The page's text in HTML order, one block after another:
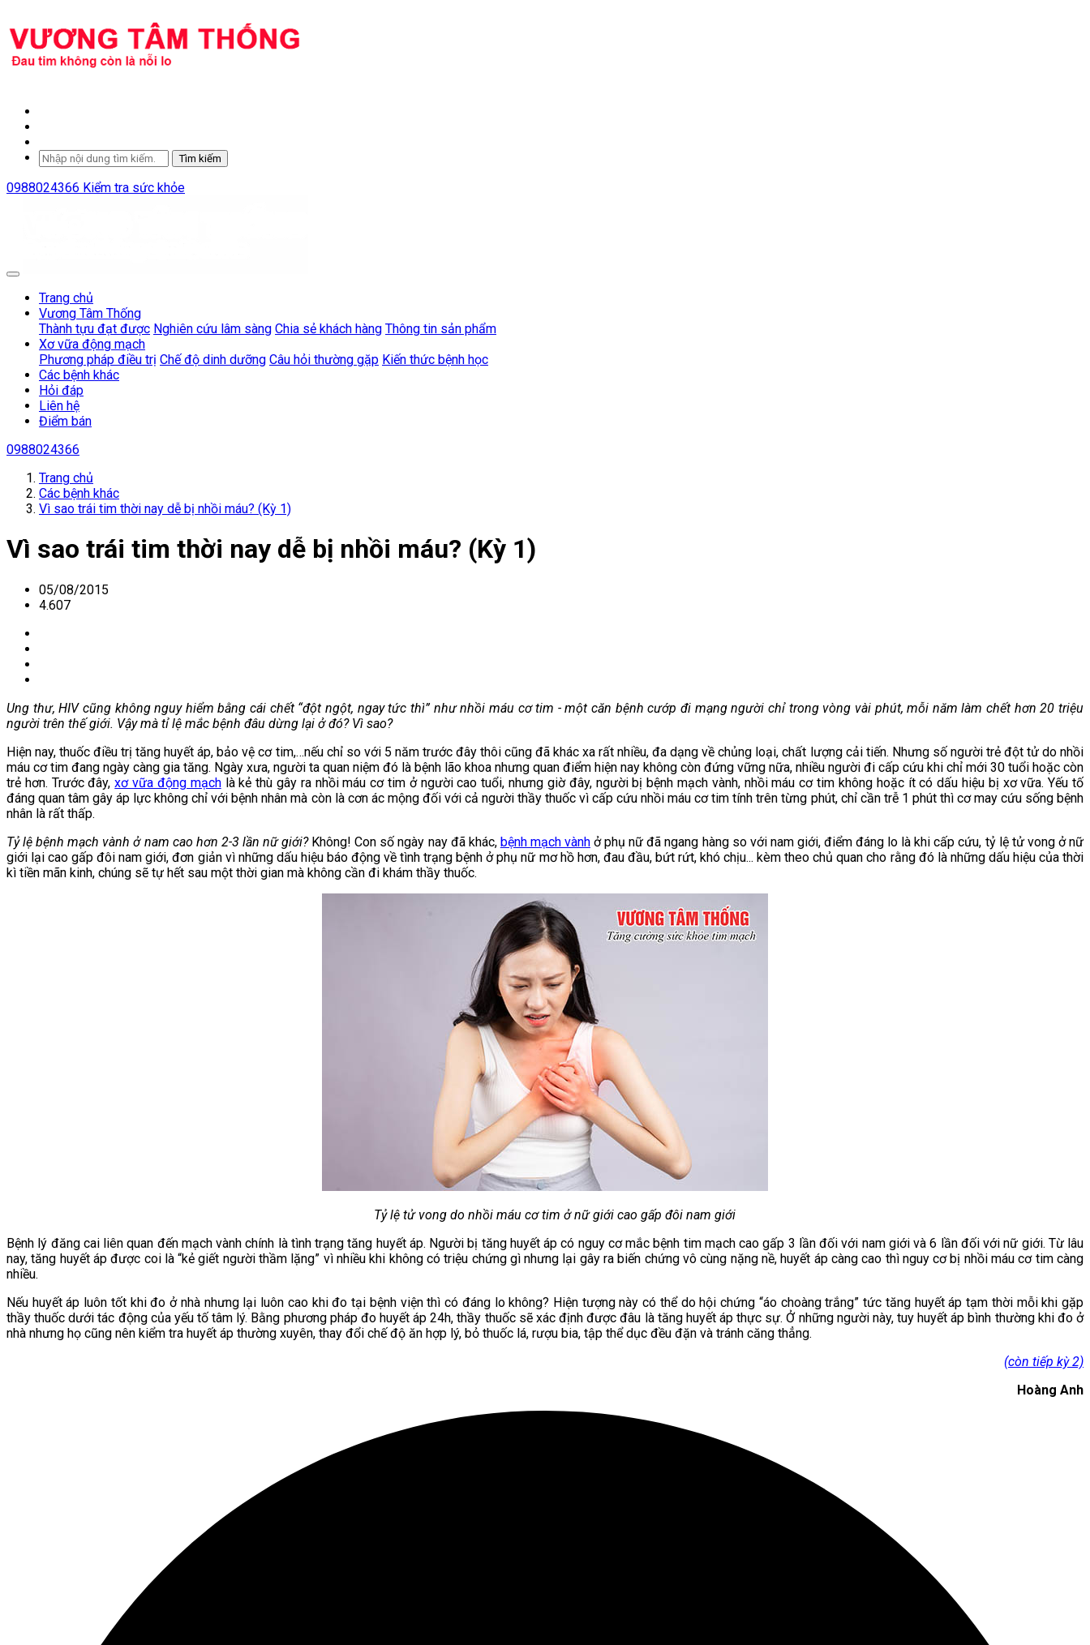
Tìm kiếm
0988024366 Kiểm tra sức khỏe
Trang chủ
Vương Tâm Thống
Thành tựu đạt được Nghiên cứu lâm sàng Chia sẻ khách hàng Thông tin sản phẩm
Xơ vữa động mạch
Phương pháp điều trị Chế độ dinh dưỡng Câu hỏi thường gặp Kiến thức bệnh học
Các bệnh khác
Hỏi đáp
Liên hệ
Điểm bán
0988024366
Trang chủ
Các bệnh khác
Vì sao trái tim thời nay dễ bị nhồi máu? (Kỳ 1)
Vì sao trái tim thời nay dễ bị nhồi máu? (Kỳ 1)
05/08/2015
4.607
Ung thư, HIV cũng không nguy hiểm bằng cái chết “đột ngột, ngay tức thì” như nhồi máu cơ tim - một căn bệnh cướp đi mạng người chỉ trong vòng vài phút, mỗi năm làm chết hơn 20 triệu
người trên thế giới. Vậy mà tỉ lệ mắc bệnh đâu dừng lại ở đó? Vì sao?
Hiện nay, thuốc điều trị tăng huyết áp, bảo vệ cơ tim,…nếu chỉ so với 5 năm trước đây thôi cũng đã khác xa rất nhiều, đa dạng về chủng loại, chất lượng cải tiến. Nhưng số người trẻ đột tử do nhồi
máu cơ tim đang ngày càng gia tăng. Ngày xưa, người ta quan niệm đó là bệnh lão khoa nhưng quan điểm hiện nay không còn đứng vững nữa, nhiều người đi cấp cứu khi chỉ mới 30 tuổi hoặc còn
trẻ hơn. Trước đây,xơ vữa động mạchlà kẻ thù gây ra nhồi máu cơ tim ở người cao tuổi, nhưng giờ đây, người bị bệnh mạch vành, nhồi máu cơ tim không hoặc ít có dấu hiệu bị xơ vữa. Yếu tố
đáng quan tâm gây áp lực không chỉ với bệnh nhân mà còn là cơn ác mộng đối với cả người thầy thuốc vì cấp cứu nhồi máu cơ tim tính trên từng phút, chỉ cần trễ 1 phút thì cơ may cứu sống bệnh
nhân là rất thấp.
Tỷ lệ bệnh mạch vành ở nam cao hơn 2-3 lần nữ giới?Không! Con số ngày nay đã khác, bệnh mạch vànhở phụ nữ đã ngang hàng so với nam giới, điểm đáng lo là khi cấp cứu, tỷ lệ tử vong ở nữ
giới lại cao gấp đôi nam giới, đơn giản vì những dấu hiệu báo động về tình trạng bệnh ở phụ nữ mơ hồ hơn, đau đầu, bứt rứt, khó chịu... kèm theo chủ quan cho rằng đó là những dấu hiệu của thời
kì tiền mãn kinh, chúng sẽ tự hết sau một thời gian mà không cần đi khám thầy thuốc.
Tỷ lệ tử vong do nhồi máu cơ tim ở nữ giới cao gấp đôi nam giới
Bệnh lý đăng cai liên quan đến mạch vành chính là tình trạng tăng huyết áp. Người bị tăng huyết áp có nguy cơ mắc bệnh tim mạch cao gấp 3 lần đối với nam giới và 6 lần đối với nữ giới. Từ lâu
nay, tăng huyết áp được coi là “kẻ giết người thầm lặng” vì nhiều khi không có triệu chứng gì nhưng lại gây ra biến chứng vô cùng nặng nề, huyết áp càng cao thì nguy cơ bị nhồi máu cơ tim càng
nhiều.
Nếu huyết áp luôn tốt khi đo ở nhà nhưng lại luôn cao khi đo tại bệnh viện thì có đáng lo không? Hiện tượng này có thể do hội chứng “áo choàng trắng” tức tăng huyết áp tạm thời mỗi khi gặp
thầy thuốc dưới tác động của yếu tố tâm lý. Bằng phương pháp đo huyết áp 24h, thầy thuốc sẽ xác định được đâu là tăng huyết áp thực sự. Ở những người này, tuy huyết áp bình thường khi đo ở
nhà nhưng họ cũng nên kiểm tra huyết áp thường xuyên, thay đổi chế độ ăn hợp lý, bỏ thuốc lá, rượu bia, tập thể dục đều đặn và tránh căng thẳng.
(còn tiếp kỳ 2)
Hoàng Anh